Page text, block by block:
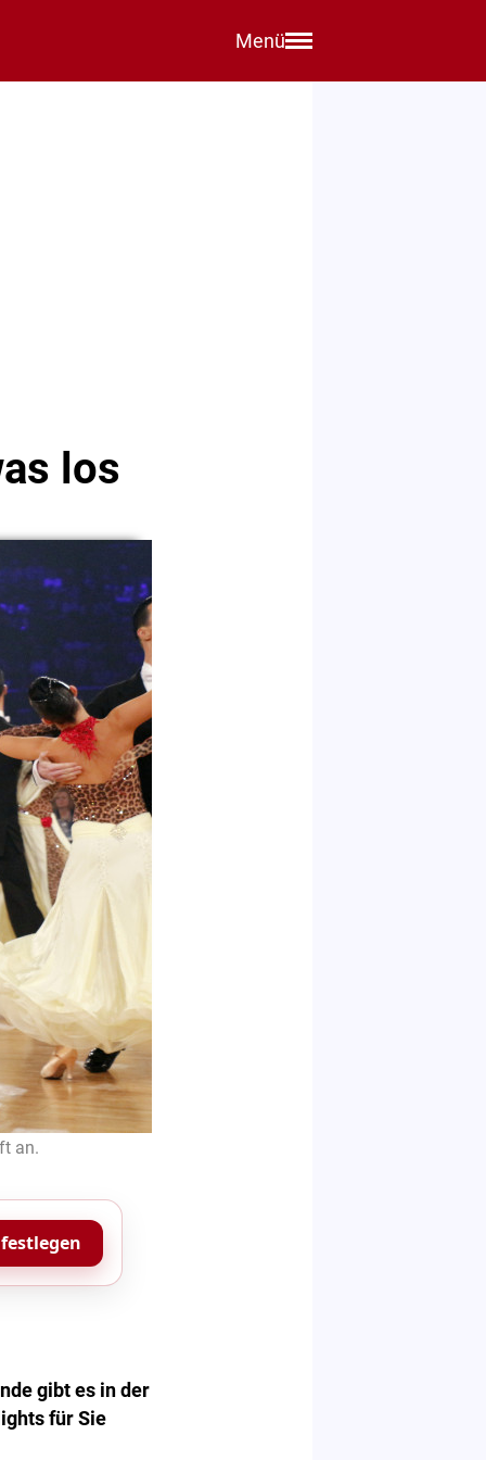
Menü
los
an.
gibt es in der
für Sie